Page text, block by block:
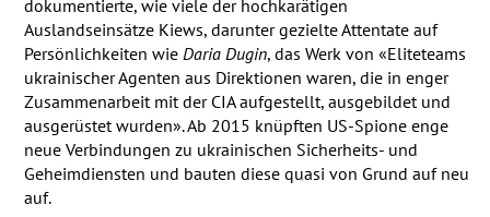
dokumentierte, wie viele der hochkarätigen
Auslandseinsätze Kiews, darunter gezielte Attentate auf
Persönlichkeiten wie Daria Dugin, das Werk von «Eliteteams
ukrainischer Agenten aus Direktionen waren, die in enger
Zusammenarbeit mit der CIAaufgestellt, ausgebildet und
ausgerüstet wurden». Ab 2015 knüpften US-Spione enge
neue Verbindungen zu ukrainischen Sicherheits- und
Geheimdiensten und bauten diese quasi von Grund auf neu
auf.